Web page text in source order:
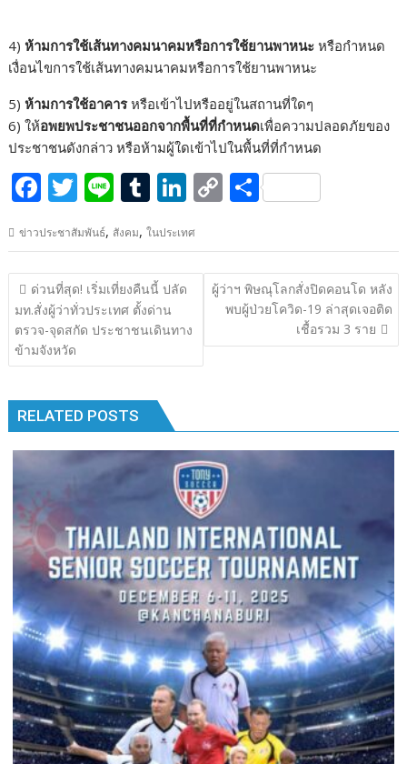
4)ห้ามการใช้เส้นทางคมนาคมหรือการใช้ยานพาหนะ หรือกำหนด
เงื่อนไขการใช้เส้นทางคมนาคมหรือการใช้ยานพาหนะ
5)ห้ามการใช้อาคารหรือเข้าไปหรืออยู่ในสถานที่ใดๆ
6) ให้อพยพประชาชนออกจากพื้นที่ที่กำหนดเพื่อความปลอดภัยของ
ประชาชนดังกล่าว หรือห้ามผู้ใดเข้าไปในพื้นที่ที่กำหนด
F
e
b
o
o
k
T
itt
er
Li
e
T
u
m
bl
r
Li
k
e
dI
n
C
p
y
Li
S
ar
e
ข่าวประชาสัมพันธ์, สังคม,ในประเทศ
แนะแนว
เรื่อง
ด่วนที่สุด! เริ่มเที่ยงคืนนี้ ปลัด
มท.สั่งผู้ว่าทั่วประเทศ ตั้งด่าน
ตรวจ-จุดสกัด ประชาชนเดินทาง
ข้ามจังหวัด
ผู้ว่าฯ พิษณุโลกสั่งปิดคอนโด หลัง
พบผู้ป่วยโควิด-19 ล่าสุดเจอติด
เชื้อรวม 3 ราย
RELATED POSTS